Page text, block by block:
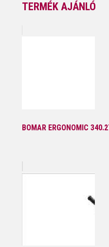
TERMÉK AJÁNLÓ
BOMAR ERGONOMIC